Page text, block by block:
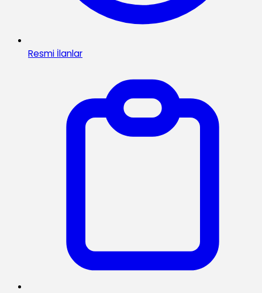
Resmi İlanlar